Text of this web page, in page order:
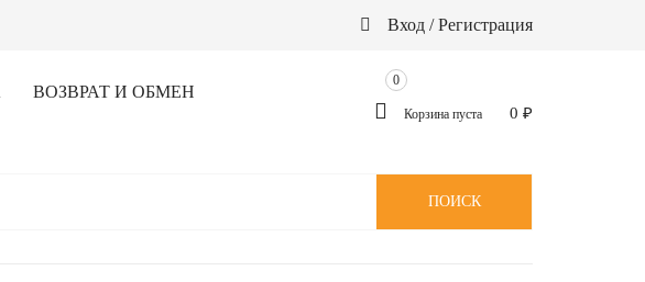
Вход / Регистрация
ВОЗВРАТ И ОБМЕН
Корзина пуста
0
0 ₽
ПОИСК